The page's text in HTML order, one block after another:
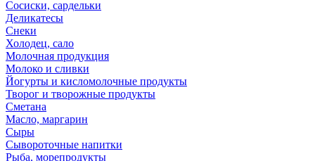
Сосиски, сардельки
Деликатесы
Снеки
Холодец, сало
Молочная продукция
Молоко и сливки
Йогурты и кисломолочные продукты
Творог и творожные продукты
Сметана
Масло, маргарин
Сыры
Сывороточные напитки
Рыба, морепродукты